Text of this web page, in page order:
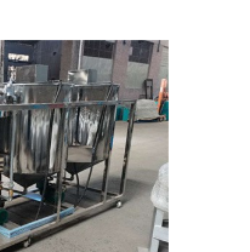
Equipment